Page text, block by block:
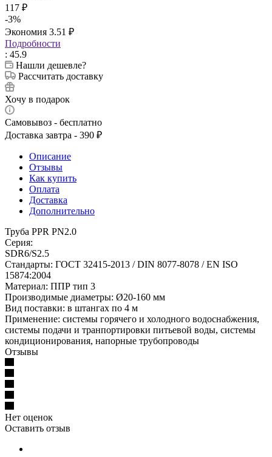
117 ₽
-3%
Экономия 3.51 ₽
Подробности
: 45.9
Нашли дешевле?
Рассчитать доставку
Хочу в подарок
Самовывоз - бесплатно
Доставка завтра - 390 ₽
Описание
Отзывы
Как купить
Оплата
Доставка
Дополнительно
Труба PPR PN2.0
Серия:
SDR6/S2.5
Стандарты: ГОСТ 32415-2013 / DIN 8077-8078 / EN ISO
15874:2004
Материал: ППР тип 3
Производимые диаметры: Ø20-160 мм
Вид поставки: в штангах по 4 м
Применение: системы горячего и холодного водоснабжения,
системы подачи и транпортировки питьевой воды, системы
кондиционирования, напорные трубопроводы
Отзывы
Нет оценок
Оставить отзыв